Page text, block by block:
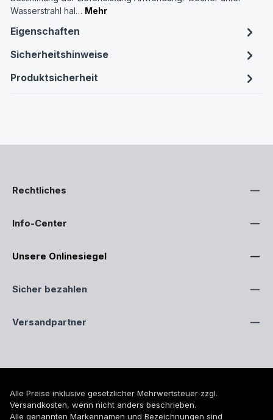
Wasserstrahl hal… Mehr
Eigenschaften
Sicherheitshinweise
Produktsicherheit
Rechtliches
Info-Center
Unsere Onlinesiegel
Sicher bezahlen
Versandpartner
Alle Preise inklusive gesetzlicher Mehrwertsteuer zzgl.
Versandkosten, wenn nicht anders beschrieben.
Alle genannten Markennamen und Bezeichnungen sind